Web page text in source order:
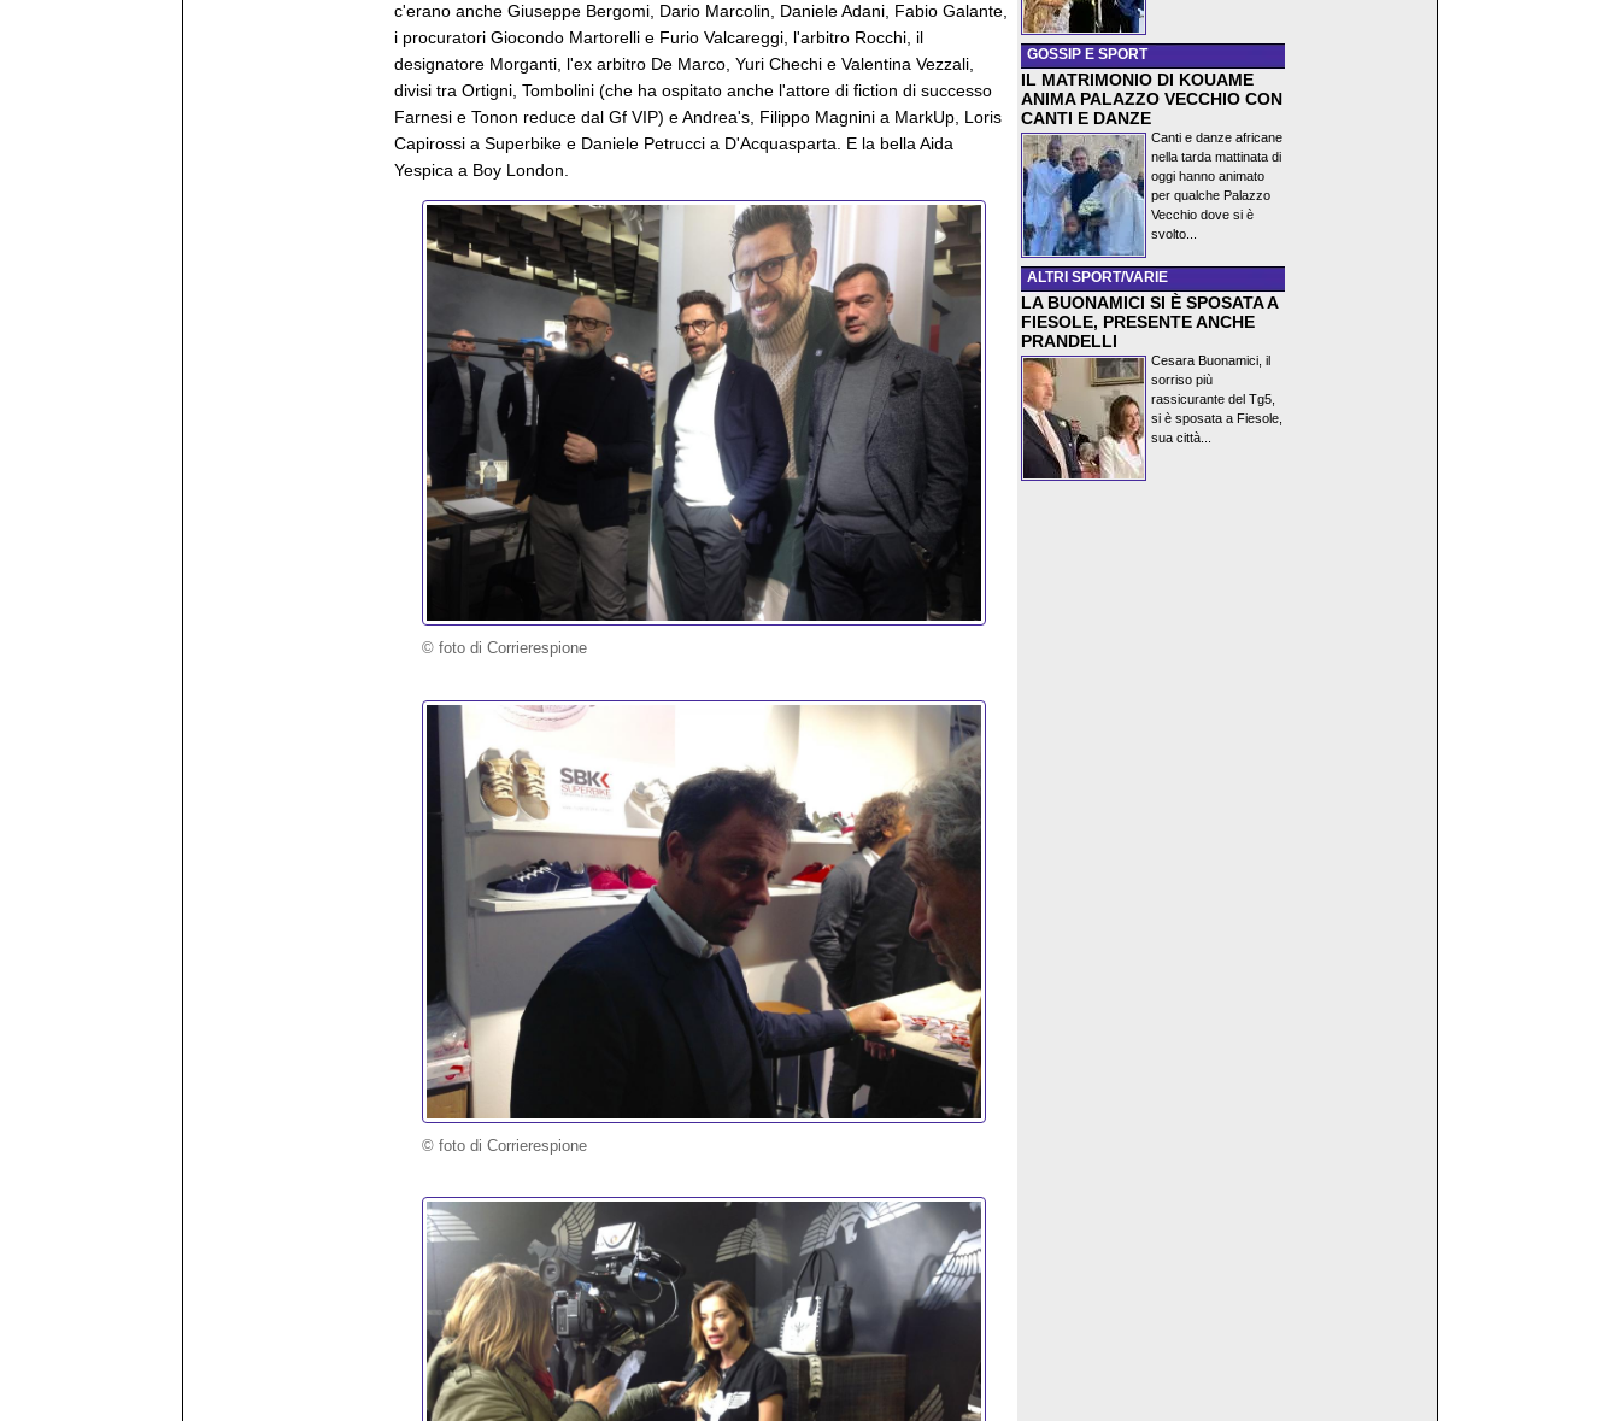
c'erano anche Giuseppe Bergomi, Dario Marcolin, Daniele Adani, Fabio Galante,
i procuratori Giocondo Martorelli e Furio Valcareggi, l'arbitro Rocchi, il
designatore Morganti, l'ex arbitro De Marco, Yuri Chechi e Valentina Vezzali,
divisi tra Ortigni, Tombolini (che ha ospitato anche l'attore di fiction di successo
Farnesi e Tonon reduce dal Gf VIP) e Andrea's, Filippo Magnini a MarkUp, Loris
Capirossi a Superbike e Daniele Petrucci a D'Acquasparta. E la bella Aida
Yespica a Boy London.
© foto di Corrierespione
© foto di Corrierespione
GOSSIP E SPORT
IL MATRIMONIO DI KOUAME
ANIMA PALAZZO VECCHIO CON
CANTI E DANZE
Canti e danze africane
nella tarda mattinata di
oggi hanno animato
per qualche Palazzo
Vecchio dove si è
svolto...
ALTRI SPORT/VARIE
LA BUONAMICI SI È SPOSATA A
FIESOLE, PRESENTE ANCHE
PRANDELLI
Cesara Buonamici, il
sorriso più
rassicurante del Tg5,
si è sposata a Fiesole,
sua città...